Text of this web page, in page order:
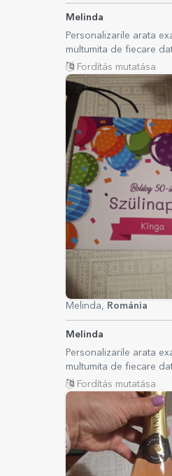
Melinda
Personalizarile arata
multumita de fiecare
Fordítás mutatása
Melinda, Románia
Melinda
Personalizarile arata
multumita de fiecare
Fordítás mutatása